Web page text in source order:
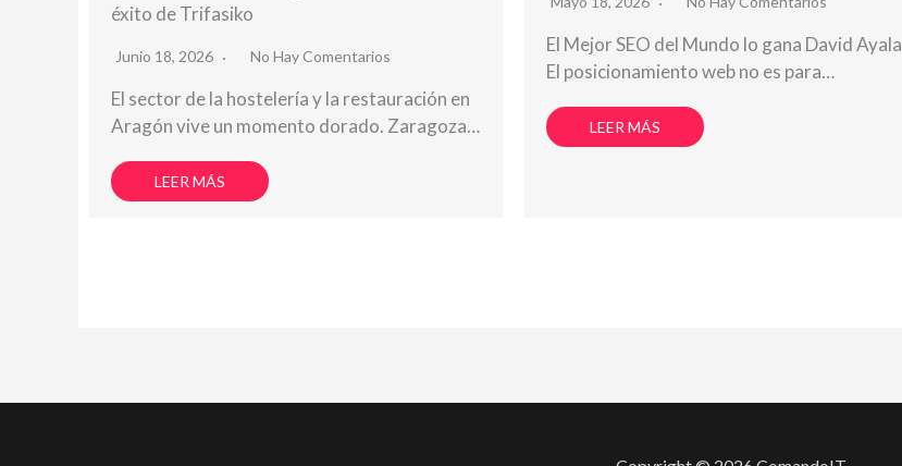
éxito de Trifasiko
Junio 18, 2026 No Hay Comentarios
El sector de la hostelería y la restauración en
Aragón vive un momento dorado. Zaragoza…
LEER MÁS
El Mejor SEO del Mundo lo gana David Ayala
El posicionamiento web no es para…
LEER MÁS